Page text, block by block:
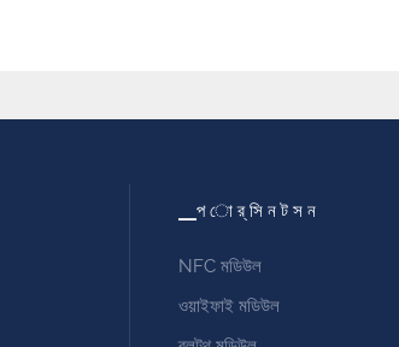
▁প ো র্ সি ন ট স ন
NFC মডিউল
ওয়াইফাই মডিউল